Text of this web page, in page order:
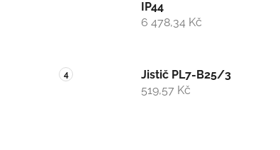
IP44
6 478,34 Kč
Jistič PL7-B25/3
519,57 Kč